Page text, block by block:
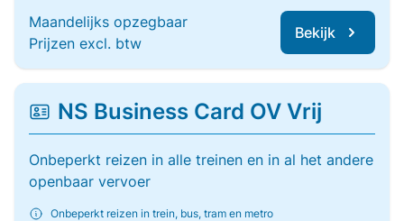
Maandelijks opzegbaar
Prijzen excl. btw
Bekijk
NS Business Card OV Vrij
Onbeperkt reizen in alle treinen en in al het andere
openbaar vervoer
Onbeperkt reizen in trein, bus, tram en metro